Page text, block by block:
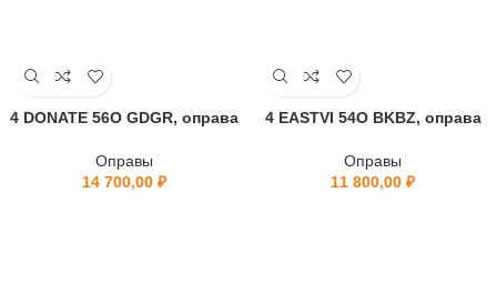
4 DONATE 56O GDGR, оправа
Оправы
14 700,00 ₽
4 EASTVI 54O BKBZ, оправа
Оправы
11 800,00 ₽